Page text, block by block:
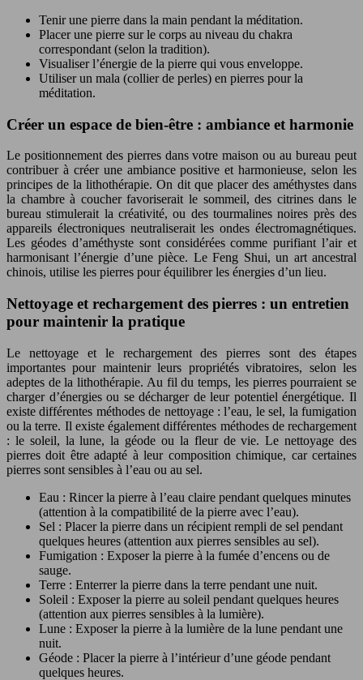
Tenir une pierre dans la main pendant la méditation.
Placer une pierre sur le corps au niveau du chakra
correspondant (selon la tradition).
Visualiser l’énergie de la pierre qui vous enveloppe.
Utiliser un mala (collier de perles) en pierres pour la
méditation.
Créer un espace de bien-être : ambiance et harmonie
Le positionnement des pierres dans votre maison ou au bureau peut
contribuer à créer une ambiance positive et harmonieuse, selon les
principes de la lithothérapie. On dit que placer des améthystes dans
la chambre à coucher favoriserait le sommeil, des citrines dans le
bureau stimulerait la créativité, ou des tourmalines noires près des
appareils électroniques neutraliserait les ondes électromagnétiques.
Les géodes d’améthyste sont considérées comme purifiant l’air et
harmonisant l’énergie d’une pièce. Le Feng Shui, un art ancestral
chinois, utilise les pierres pour équilibrer les énergies d’un lieu.
Nettoyage et rechargement des pierres : un entretien
pour maintenir la pratique
Le nettoyage et le rechargement des pierres sont des étapes
importantes pour maintenir leurs propriétés vibratoires, selon les
adeptes de la lithothérapie. Au fil du temps, les pierres pourraient se
charger d’énergies ou se décharger de leur potentiel énergétique. Il
existe différentes méthodes de nettoyage : l’eau, le sel, la fumigation
ou la terre. Il existe également différentes méthodes de rechargement
: le soleil, la lune, la géode ou la fleur de vie. Le nettoyage des
pierres doit être adapté à leur composition chimique, car certaines
pierres sont sensibles à l’eau ou au sel.
Eau : Rincer la pierre à l’eau claire pendant quelques minutes
(attention à la compatibilité de la pierre avec l’eau).
Sel : Placer la pierre dans un récipient rempli de sel pendant
quelques heures (attention aux pierres sensibles au sel).
Fumigation : Exposer la pierre à la fumée d’encens ou de
sauge.
Terre : Enterrer la pierre dans la terre pendant une nuit.
Soleil : Exposer la pierre au soleil pendant quelques heures
(attention aux pierres sensibles à la lumière).
Lune : Exposer la pierre à la lumière de la lune pendant une
nuit.
Géode : Placer la pierre à l’intérieur d’une géode pendant
quelques heures.